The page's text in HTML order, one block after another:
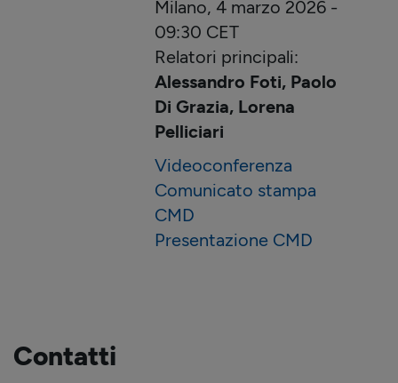
Milano, 4 marzo 2026 -
09:30 CET
Relatori principali:
Alessandro Foti, Paolo
Di Grazia, Lorena
Pelliciari
Videoconferenza
Comunicato stampa
CMD
Presentazione CMD
Contatti